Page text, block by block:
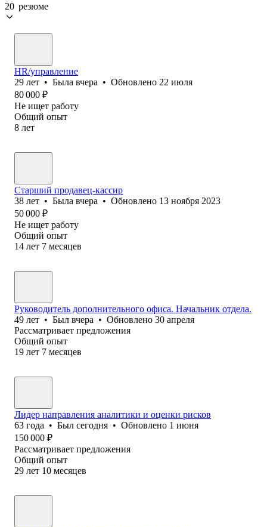
20 резюме
HR/управление
29 лет • Была вчера • Обновлено 22 июля
80 000 ₽
Не ищет работу
Общий опыт
8 лет
Старший продавец-кассир
38 лет • Была вчера • Обновлено 13 ноября 2023
50 000 ₽
Не ищет работу
Общий опыт
14 лет 7 месяцев
Руководитель дополнительного офиса. Начальник отдела.
49 лет • Был вчера • Обновлено 30 апреля
Рассматривает предложения
Общий опыт
19 лет 7 месяцев
Лидер направления аналитики и оценки рисков
63 года • Был сегодня • Обновлено 1 июня
150 000 ₽
Рассматривает предложения
Общий опыт
29 лет 10 месяцев